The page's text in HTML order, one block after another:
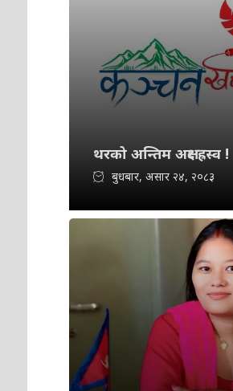
थरको अन्तिम अक्षर ह्रस्व !
बुधबार, असार २४, २०८३